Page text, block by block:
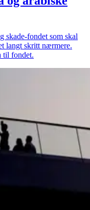
skade-fondet som skal
langt skritt nærmere.
til fondet.